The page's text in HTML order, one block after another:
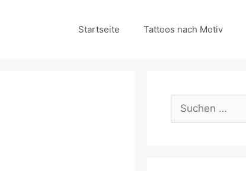
Startseite Tattoos nach Motiv
Suchen
nach: